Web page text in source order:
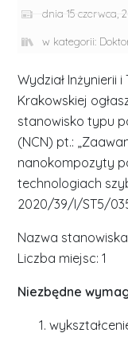
dnia 15 czerwca,
w kategorii:
Wydział Inżynierii
Krakowskiej
stanowisko typu
(NCN) pt.:
nanokompozyty
technologiach
2020/39/I/ST5/
Nazwa
Liczba miejsc: 1
Niezbędne